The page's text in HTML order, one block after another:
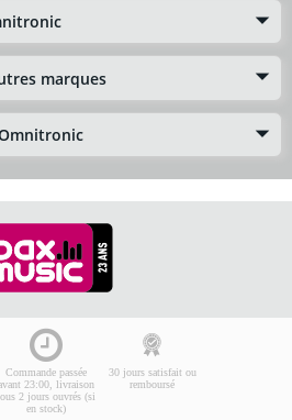
marques
Commande passée
23:00, livraison
2 jours ouvrés (si
en stock)
30 jours satisfait ou
remboursé